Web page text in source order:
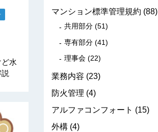
水
マンション標準管理規約 (88)
共用部分 (51)
専有部分 (41)
理事会 (22)
業務内容 (23)
防火管理 (4)
アルファコンフォート (15)
外構 (4)